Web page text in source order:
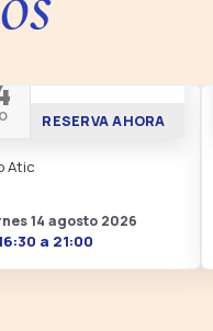
RESERVA AHORA
Atic
14 agosto 2026
a 21:00